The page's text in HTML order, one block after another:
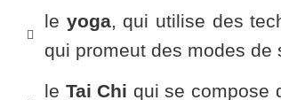
le yoga, qui utilise des
qui promeut des modes
le Tai Chi qui se compose